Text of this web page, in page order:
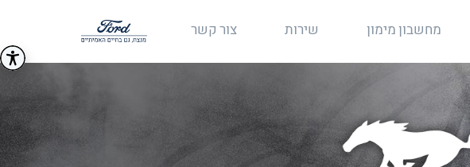
מחשבון מימון שירות צור קשר